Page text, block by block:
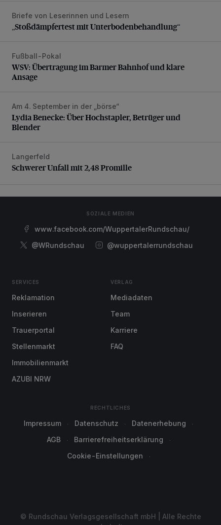
„Stoßdämpfertest mit Unterbodenbehandlung“
Briefe von Leserinnen und Lesern
„Stoßdämpfertest mit Unterbodenbehandlung“
WSV: Übertragung im Barmer Bahnhof und klare Ansage
Fußball-Pokal
WSV: Übertragung im Barmer Bahnhof und klare
Ansage
Lydia Benecke: Über Hochstapler, Betrüger und Blender
Am 4. September in der „börse“
Lydia Benecke: Über Hochstapler, Betrüger und
Blender
Schwerer Unfall mit 2,48 Promille
Langerfeld
Schwerer Unfall mit 2,48 Promille
SOZIALE MEDIEN
www.facebook.com/WuppertalerRundschau/
@WRundschau
@wuppertalerrundschau
SERVICES
Reklamation
Inserieren
Trauerportal
Stellenmarkt
Immobilienmarkt
AZUBI NRW
VERLAG
Mediadaten
Team
Karriere
FAQ
RECHTLICHES
Impressum Datenschutz
Datenerhebung
AGB
Barrierefreiheitserklärung
Cookie-Einstellungen
© Rundschau Verlagsgesellschaft mbH | Alle Rechte